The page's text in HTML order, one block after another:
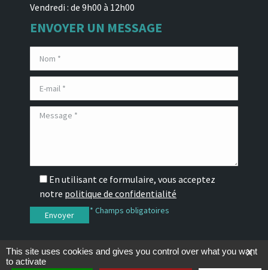
Vendredi : de 9h00 à 12h00
ENVOYER UN MESSAGE
En utilisant ce formulaire, vous acceptez
notre politique de confidentialité
* Champs obligatoires
Développement Joce-Web - 2026 -
X
This site uses cookies and gives you control over what you want
to activate